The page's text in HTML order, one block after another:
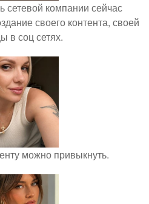
сетевой компании сейчас
своего контента, своей
в соц сетях.
можно привыкнуть.